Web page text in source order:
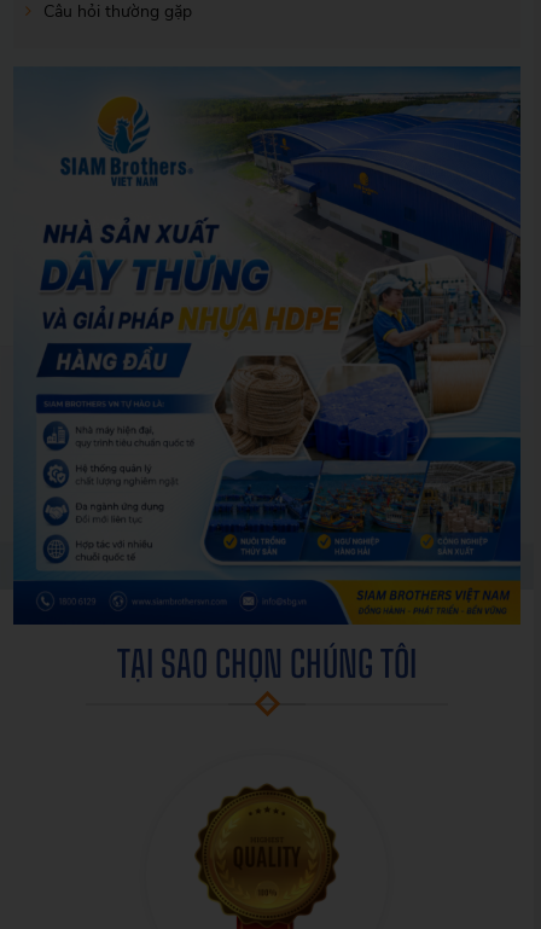
Câu hỏi thường gặp
30
NĂM KINH
NGHIỆM
20000
TẤN / NĂM -
NĂNG SUẤT
5
NHÀ MÁY SẢN
XUẤT
30
QUỐC GIA
ĐƯỢC PHÂN
PHỐI
TẠI SAO CHỌN CHÚNG TÔI